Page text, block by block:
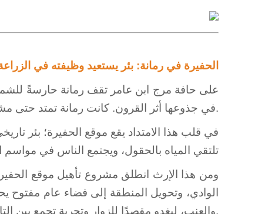
الحفيرة في رمانة: بئر يستعيد وظيفته في
على حافة مرج ابن عامر تقف رمانة حارسةً
في جذوعها أثر القرون. كانت رمانة تمتد حتى مشارف مجدّو والعفولة، لكن الاحتلال صادر معظم أراضيها، وأقام الجدار الذي فصلها عن عمقها الطبيعي.
في قلب هذا الامتداد يقع موقع الحفيرة؛ بئر
تلتقي المياه بالحقول، ويجتمع الناس في
ومن هذا الإرث انطلق مشروع تأهيل موقع
الوادي، وتحويل المنطقة إلى فضاء عام
والعنب، ليغدو مقصدًا للزوار وتجربة تجمع بين التاريخ والطبيعة.